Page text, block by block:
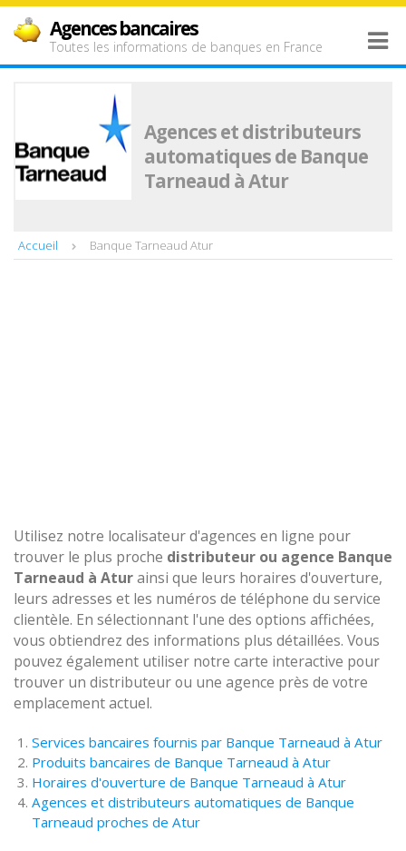
Agences bancaires
Toutes les informations de banques en France
Agences et distributeurs
automatiques de Banque
Tarneaud à Atur
Accueil Banque Tarneaud Atur
Utilisez notre localisateur d'agences en ligne pour
trouver le plus proche distributeur ou agence Banque
Tarneaud à Aturainsi que leurs horaires d'ouverture,
leurs adresses et les numéros de téléphone du service
clientèle. En sélectionnant l'une des options affichées,
vous obtiendrez des informations plus détaillées. Vous
pouvez également utiliser notre carte interactive pour
trouver un distributeur ou une agence près de votre
emplacement actuel.
Services bancaires fournis par Banque Tarneaud à Atur
Produits bancaires de Banque Tarneaud à Atur
Horaires d'ouverture de Banque Tarneaud à Atur
Agences et distributeurs automatiques de Banque
Tarneaud proches de Atur